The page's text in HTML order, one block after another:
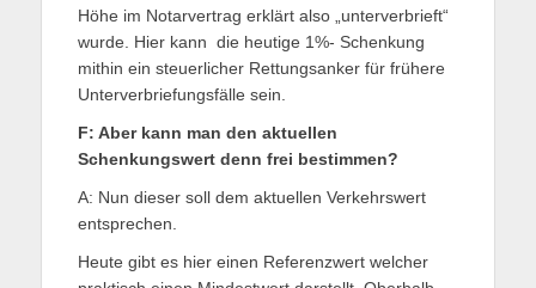
Höhe im Notarvertrag erklärt also „unterverbrieft“
wurde. Hier kann die heutige 1%- Schenkung
mithin ein steuerlicher Rettungsanker für frühere
Unterverbriefungsfälle sein.
F: Aber kann man den aktuellen
Schenkungswert denn frei bestimmen?
A: Nun dieser soll dem aktuellen Verkehrswert
entsprechen.
Heute gibt es hier einen Referenzwert welcher